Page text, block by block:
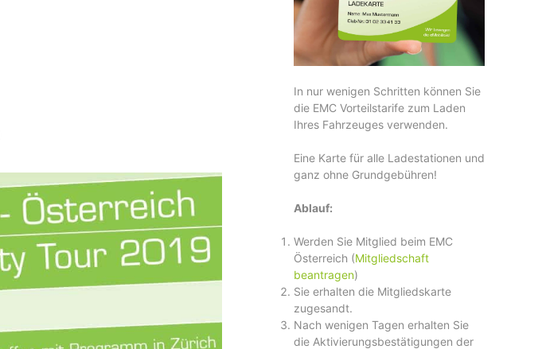
In nur wenigen Schritten können Sie
die EMC Vorteilstarife zum Laden
Ihres Fahrzeuges verwenden.
Eine Karte für alle Ladestationen und
ganz ohne Grundgebühren!
Ablauf:
Werden Sie Mitglied beim EMC
Österreich (Mitgliedschaft
beantragen)
Sie erhalten die Mitgliedskarte
zugesandt.
Nach wenigen Tagen erhalten Sie
die Aktivierungsbestätigungen der